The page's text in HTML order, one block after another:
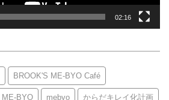
02:16
BROOK'S ME-BYO Café
ME-BYO mebyo からだキレイ化計画